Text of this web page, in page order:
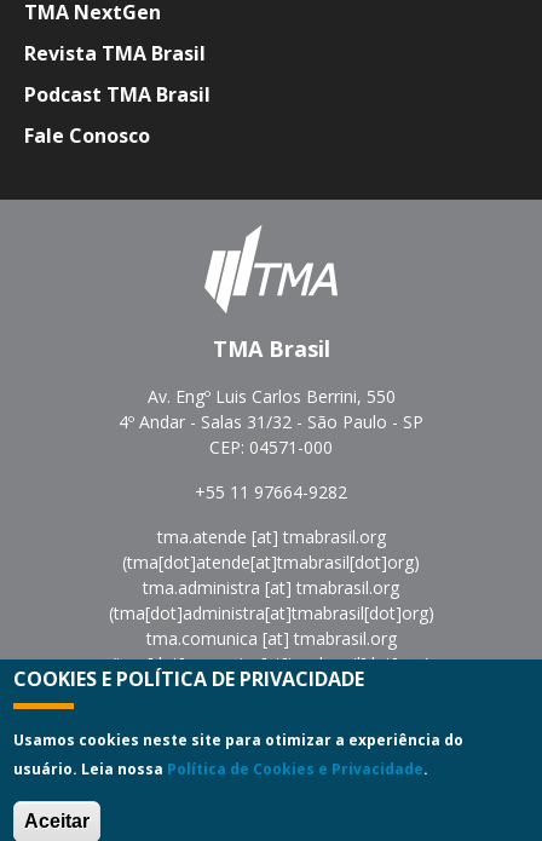
TMA NextGen
Revista TMA Brasil
Podcast TMA Brasil
Fale Conosco
TMA Brasil
Av. Engº Luis Carlos Berrini, 550
4º Andar - Salas 31/32 - São Paulo - SP
CEP: 04571-000
+55 11 97664-9282
tma.atende [at] tmabrasil.org
(tma[dot]atende[at]tmabrasil[dot]org)
tma.administra [at] tmabrasil.org
(tma[dot]administra[at]tmabrasil[dot]org)
tma.comunica [at] tmabrasil.org
(tma[dot]comunica[at]tmabrasil[dot]org)
eventos [at]tmabrasil.org(eventos[at]tmabrasil[dot]org)
Política de Privacidade|Termos de Uso
Copyright © 2022Turnaround Management Association do
COOKIES E POLÍTICA DE PRIVACIDADE
Usamos cookies neste site para otimizar a experiência do
usuário. Leia nossa Política de Cookies e Privacidade.
Aceitar